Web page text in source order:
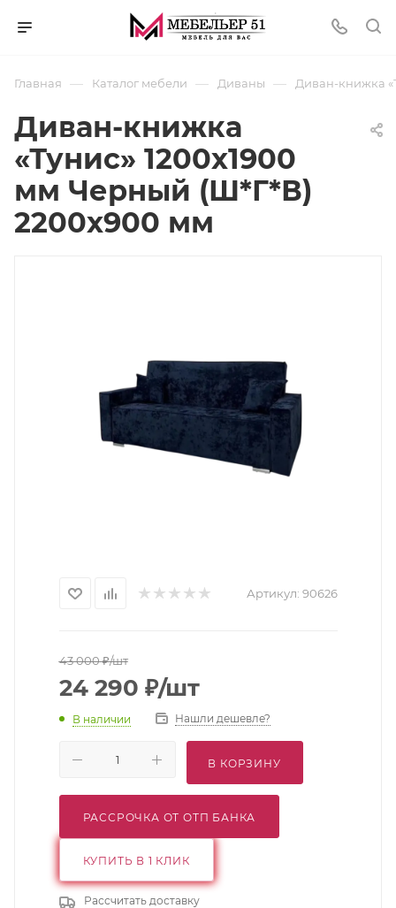
Главная — Каталог мебели — Диваны — Диван-книжка
Диван-книжка
«Тунис» 1200х1900
мм Черный (Ш*Г*В)
2200x900 мм
Артикул: 90626
43 000₽/шт
24 290 ₽/шт
В наличии Нашли дешевле?
В КОРЗИНУ
РАССРОЧКА ОТ ОТП БАНКА
КУПИТЬ В 1 КЛИК
Рассчитать доставку